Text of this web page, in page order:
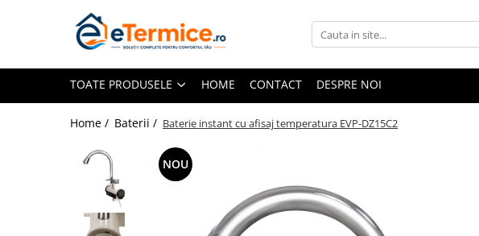
Toate Produsele
Climatizare
Ventiloconvector
Aparate aer conditionat multi-split
Aparate aer conditionat
Centrale pe gaz
TOATE PRODUSELE HOME CONTACT DESPRE NOI
Home / Baterii / Baterie instant cu afisaj temperatura EVP-DZ15C2
NOU